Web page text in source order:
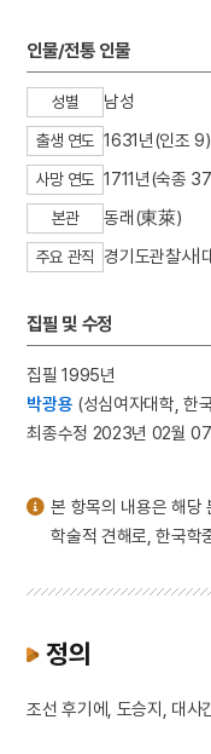
4
5 개성 경천사
6 김약로
7
류상운 약재
8
마패
벌휴이사금
인물/전통 인물
성별 남성
출생 연도 1631년(인조 9)
사망 연도 1711년(숙종
본관 동래(東萊)
주요 관직 경기도관찰사|
집필 및 수정
집필 1995년
박광용 (성심여자대학, 한
최종수정 2023년 02월
본 항목의 내용은 해당
학술적 견해로, 한국학
정의
조선 후기에, 도승지, 대사